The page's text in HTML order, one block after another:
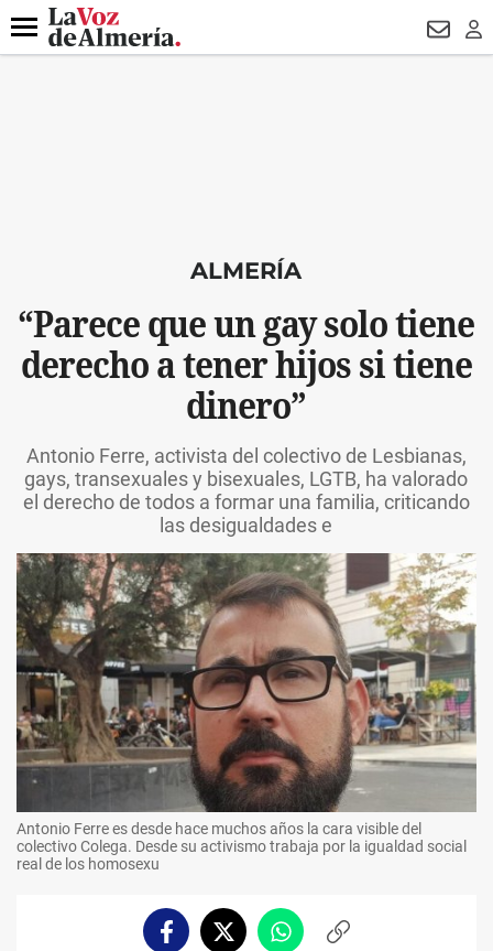
DESTACADO DRON UDA
Menú
ALMERÍA
“Parece que un gay solo tiene
derecho a tener hijos si tiene
dinero”
Antonio Ferre, activista del colectivo de Lesbianas,
gays, transexuales y bisexuales, LGTB, ha valorado
el derecho de todos a formar una familia, criticando
las desigualdades e
Antonio Ferre es desde hace muchos años la cara visible del
colectivo Colega. Desde su activismo trabaja por la igualdad social
real de los homosexu
FacebookTwitterWhatsappCopiar